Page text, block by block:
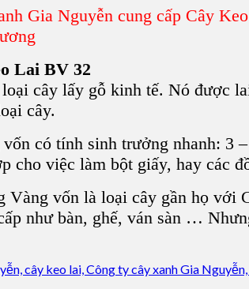
Gia Nguyễn cung cấp Cây
Lai BV 32
cây lấy gỗ kinh tế. Nó được
cây.
có tính sinh trưởng nhanh: 3
cho việc làm bột giấy, hay các
Vàng vốn là loại cây gần họ với
như bàn, ghế, ván sàn …